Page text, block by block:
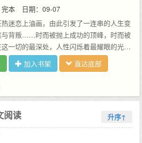
本
日期：09-07
迷恋上油画，由此引发了一连串的人生变
与背叛……时而被抛上成功的顶峰，时而被
一切的最深处，人性闪烁着最耀眼的光
州时，只好重念五年级，因为一年前，我
家时，二叔送我上学搞错了年级，本来我
把我安排到了五年级，结果，我除了学会
加入书架 直达底部
阅读 升序↑